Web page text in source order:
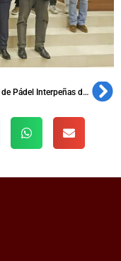
2º Torneo de Pádel Interpeñas de la Federació Barcelonès Est